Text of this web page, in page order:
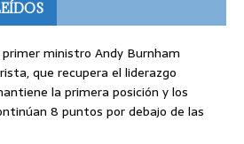
primer ministro Andy Burnham
que recupera el liderazgo
la primera posición y los
8 puntos por debajo de las